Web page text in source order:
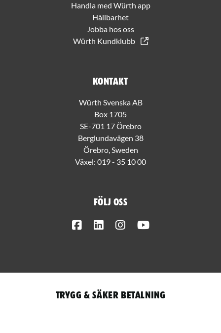
Handla med Würth app
Hållbarhet
Jobba hos oss
Würth Kundklubb
Kontakt
Würth Svenska AB
Box 1705
SE-701 17 Örebro
Berglundavägen 38
Örebro, Sweden
Växel: 019 - 35 10 00
Följ oss
FacebookLinkedInInstagram
Trygg & säker betalning